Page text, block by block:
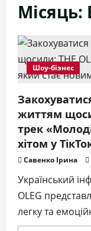
Місяць:
Шоу-бізнес
життям
трек
хітом у
Савенко Ірина
Український
OLEG
легку та